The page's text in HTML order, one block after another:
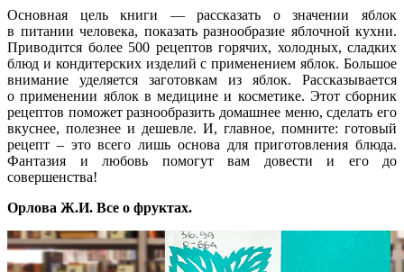
Основная цель книги — рассказать о значении яблок
в питании человека, показать разнообразие яблочной кухни.
Приводится более 500 рецептов горячих, холодных, сладких
блюд и кондитерских изделий с применением яблок. Большое
внимание уделяется заготовкам из яблок. Рассказывается
о применении яблок в медицине и косметике. Этот сборник
рецептов поможет разнообразить домашнее меню, сделать его
вкуснее, полезнее и дешевле. И, главное, помните: готовый
рецепт – это всего лишь основа для приготовления блюда.
Фантазия и любовь помогут вам довести и его до
совершенства!
Орлова Ж.И. Все о фруктах.